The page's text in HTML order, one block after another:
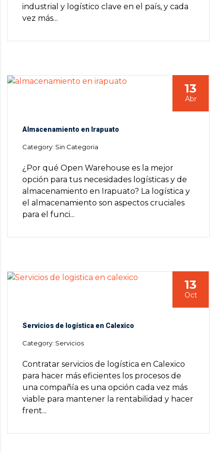
industrial y logístico clave en el país, y cada
vez más...
13
Abr
Almacenamiento en Irapuato
Category: Sin Categoria
¿Por qué Open Warehouse es la mejor
opción para tus necesidades logísticas y de
almacenamiento en Irapuato? La logística y
el almacenamiento son aspectos cruciales
para el funci...
13
Oct
Servicios de logística en Calexico
Category: Servicios
Contratar servicios de logística en Calexico
para hacer más eficientes los procesos de
una compañía es una opción cada vez más
viable para mantener la rentabilidad y hacer
frent...